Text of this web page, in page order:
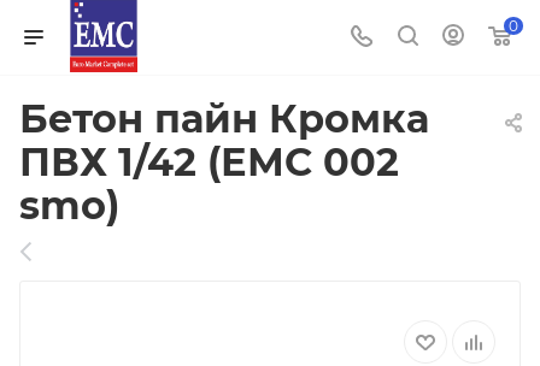
0
Бетон пайн Кромка
ПВХ 1/42 (ЕМС 002
smo)